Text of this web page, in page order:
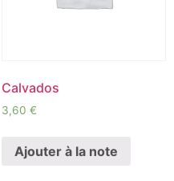
Calvados
3,60 €
Ajouter à la note